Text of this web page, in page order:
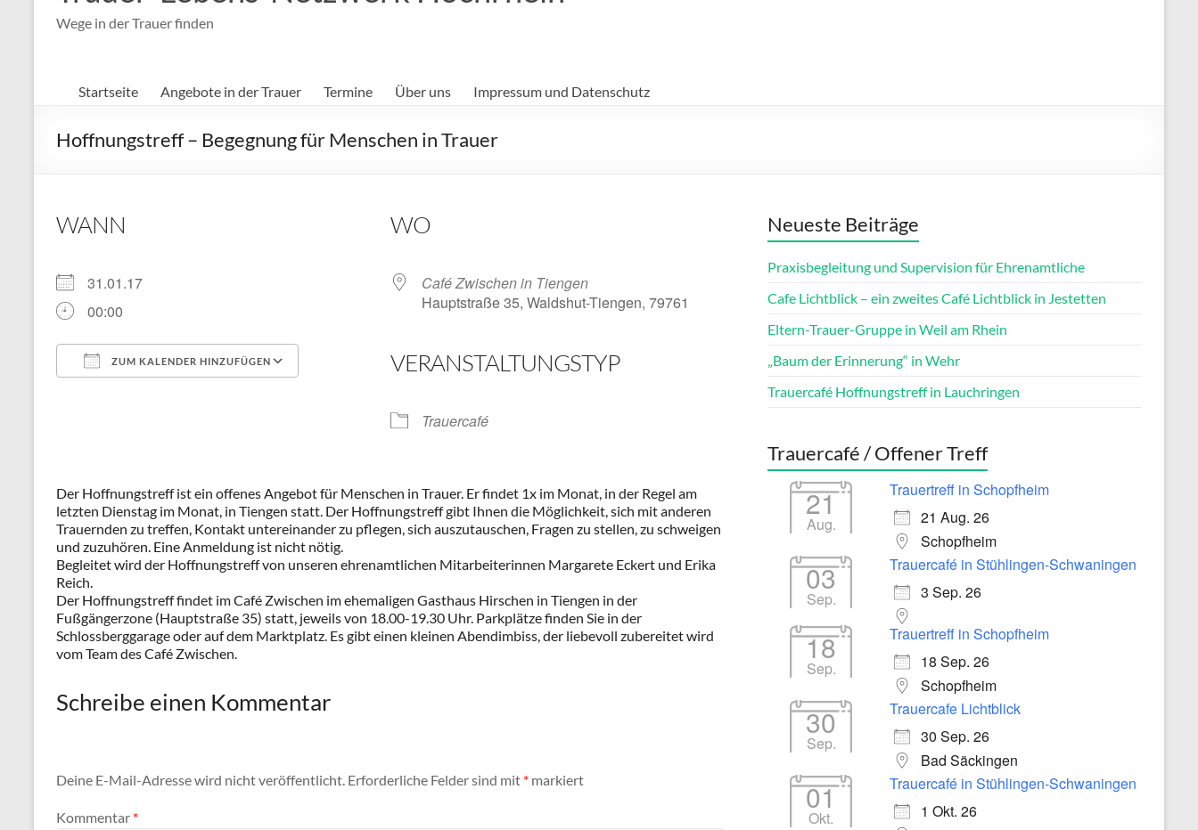
Wege in der Trauer finden
Startseite Angebote in der Trauer Termine Über uns Impressum und Datenschutz
Hoffnungstreff – Begegnung für Menschen in Trauer
WANN
31.01.17
00:00
ZUM KALENDER HINZUFÜGEN
Office 365
WO
Café Zwischen in Tiengen
Hauptstraße 35, Waldshut-Tiengen, 79761
VERANSTALTUNGSTYP
Trauercafé
Der Hoffnungstreff ist ein offenes Angebot für Menschen in Trauer. Er findet 1x im Monat, in der Regel am
letzten Dienstag im Monat, in Tiengen statt. Der Hoffnungstreff gibt Ihnen die Möglichkeit, sich mit anderen
Trauernden zu treffen, Kontakt untereinander zu pflegen, sich auszutauschen, Fragen zu stellen, zu schweigen
und zuzuhören. Eine Anmeldung ist nicht nötig.
Begleitet wird der Hoffnungstreff von unseren ehrenamtlichen Mitarbeiterinnen Margarete Eckert und Erika
Reich.
Der Hoffnungstreff findet im Café Zwischen im ehemaligen Gasthaus Hirschen in Tiengen in der
Fußgängerzone (Hauptstraße 35) statt, jeweils von 18.00-19.30 Uhr. Parkplätze finden Sie in der
Schlossberggarage oder auf dem Marktplatz. Es gibt einen kleinen Abendimbiss, der liebevoll zubereitet wird
vom Team des Café Zwischen.
Schreibe einen Kommentar
Deine E-Mail-Adresse wird nicht veröffentlicht. Erforderliche Felder sind mit * markiert
Kommentar *
Neueste Beiträge
Praxisbegleitung und Supervision für Ehrenamtliche
Cafe Lichtblick – ein zweites Café Lichtblick in Jestetten
Eltern-Trauer-Gruppe in Weil am Rhein
„Baum der Erinnerung“ in Wehr
Trauercafé Hoffnungstreff in Lauchringen
Trauercafé / Offener Treff
21
Aug.
Trauertreff in Schopfheim
21 Aug. 26
Schopfheim
03
Sep.
Trauercafé in Stühlingen-Schwaningen
3 Sep. 26
18
Sep.
Trauertreff in Schopfheim
18 Sep. 26
Schopfheim
30
Sep.
Trauercafe Lichtblick
30 Sep. 26
Bad Säckingen
01
Okt.
Trauercafé in Stühlingen-Schwaningen
1 Okt. 26